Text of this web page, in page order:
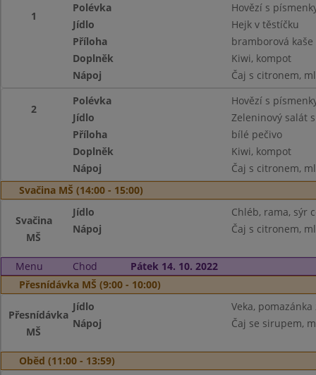
1
Polévka
Hovězí s
Jídlo
Hejk v těstíčku
Příloha
bramborová kaše
Doplněk
Kiwi, kompot
Nápoj
Čaj s citronem,
2
Polévka
Hovězí s
Jídlo
Zeleninový salát
Příloha
bílé pečivo
Doplněk
Kiwi, kompot
Nápoj
Čaj s citronem,
Svačina MŠ (14:00 - 15:00)
Svačina
MŠ
Jídlo
Chléb, rama, sýr
Nápoj
Čaj s citronem,
Menu Chod
Pátek 14. 10. 2022
Přesnídávka MŠ (9:00 - 10:00)
Přesnídávka
MŠ
Jídlo
Veka,
Nápoj
Čaj se sirupem,
Oběd (11:00 - 13:59)